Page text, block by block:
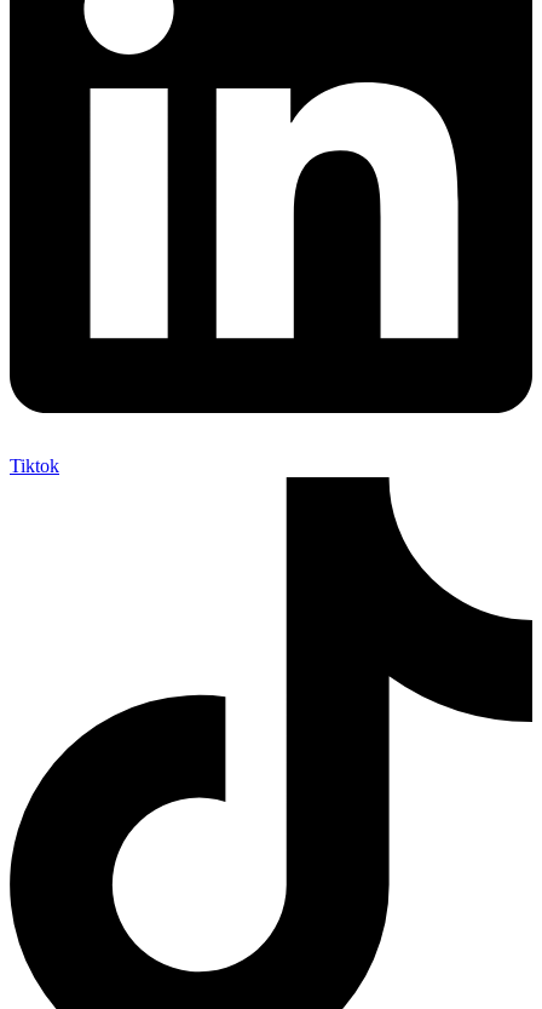
Tiktok